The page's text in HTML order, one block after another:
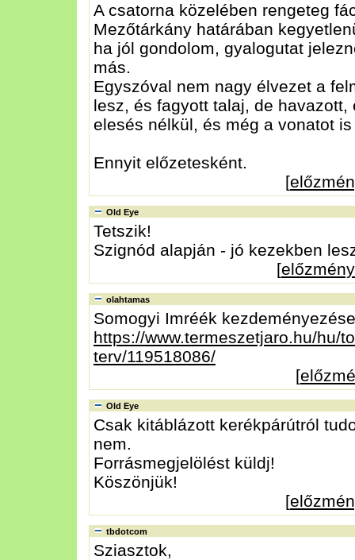
A csatorna közelében rengeteg
Mezőtárkány határában
ha jól gondolom, gyalogutat
más.
Egyszóval nem nagy élvezet a
lesz, és fagyott talaj, de
elesés nélkül, és még a vonatot
Ennyit előzetesként.
[
Old Eye
Tetszik!
Szignód alapján - jó kezekben
[előzmény
olahtamas
Somogyi Imréék
https://www.termeszetjaro.hu/hu/
terv/119518086/
[
Old Eye
Csak kitáblázott kerékpárútról
nem.
Forrásmegjelölést küldj!
Köszönjük!
[
tbdotcom
Sziasztok,